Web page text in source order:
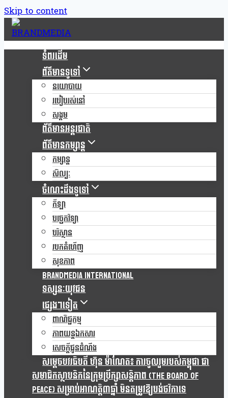
Skip to content
ទំពរដើម
ព័ត៌មានទូទៅ
នយោបាយ
របៀបរស់នៅ
សង្គម
ព័ត៌មានអន្តរជាតិ
ព័ត៌មានកម្សាន្ត
កម្សាន្ត
សិល្បៈ
ចំណេះដឹងទូទៅ
កីឡា
បច្ចេកវិទ្យា
បរិស្ថាន
របកគំហើញ
សុខភាព
Brandmedia international
ទស្សនៈយុវជន
ផ្សេងៗទៀត
ពាណិជ្ជកម្ម
ភាពយន្តឯកសារ
សេចក្តីជូនដំណឹង
សម្តេចបវរធិបតី ហ៊ុន ម៉ាណែត៖ ការចូលរួមរបស់កម្ពុជា ជា
សមាជិកស្ថាបនិកនៃក្រុមប្រឹក្សាសន្តិភាព (The Board Of
Peace) សម្រាប់អាណត្តិ៣ឆ្នាំ មិនតម្រូវឱ្យបង់ថវិកាទេ